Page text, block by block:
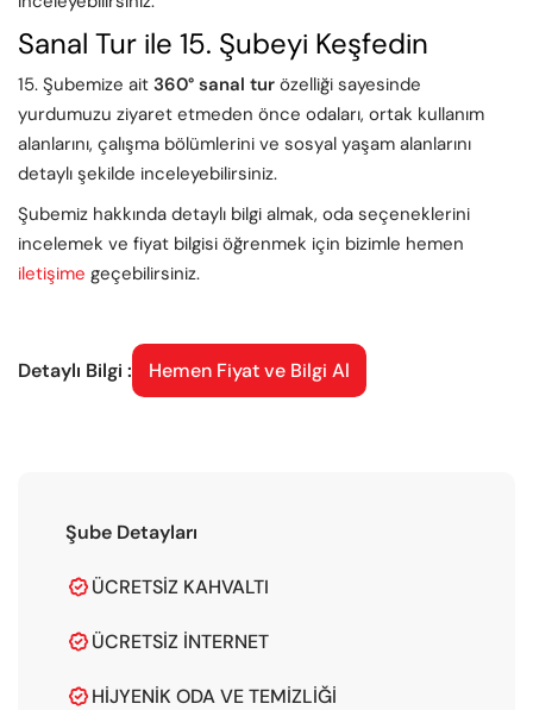
Sanal Tur ile 15. Şubeyi Keşfedin
15. Şubemize ait 360° sanal tur özelliği sayesinde
yurdumuzu ziyaret etmeden önce odaları, ortak kullanım
alanlarını, çalışma bölümlerini ve sosyal yaşam alanlarını
detaylı şekilde inceleyebilirsiniz.
Şubemiz hakkında detaylı bilgi almak, oda seçeneklerini
incelemek ve fiyat bilgisi öğrenmek için bizimle hemen
iletişime geçebilirsiniz.
Detaylı Bilgi : Hemen Fiyat ve Bilgi Al
Şube Detayları
 ÜCRETSIZ KAHVALTI
 ÜCRETSIZ İNTERNET
 HIJYENIK ODA VE TEMIZLIĞI